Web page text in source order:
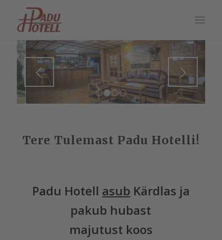
1 2 3 4
Tere Tulemast Padu Hotelli!
Padu Hotell asub Kärdlas ja
pakub hubast
majutust koos